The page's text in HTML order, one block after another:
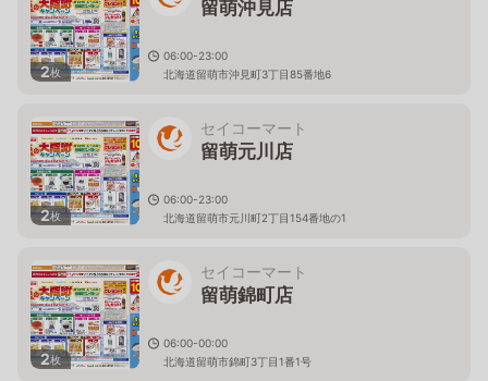
2枚
留萌沖見店
06:00-23:00
北海道留萌市沖見町3丁目85番地6
2枚
セイコーマート
留萌元川店
06:00-23:00
北海道留萌市元川町2丁目154番地の1
2枚
セイコーマート
留萌錦町店
06:00-00:00
北海道留萌市錦町3丁目1番1号